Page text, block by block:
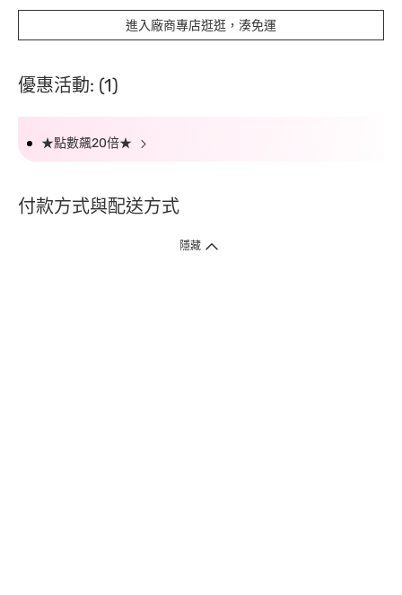
進入廠商專店逛逛，湊免運
優惠活動: (1)
★點數飆20倍★
付款方式與配送方式
隱藏